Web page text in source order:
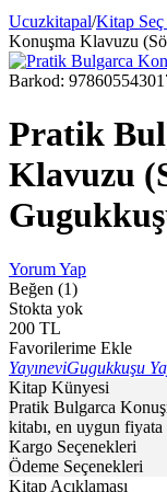
Ucuzkitapal/Kitap
Konuşma Klavuzu
Barkod:
Pratik
Klavuzu
Yorum Yap
Beğen (1)
Stokta yok
200 TL
Favorilerime Ekle
YayıneviGugukkuşu
Kitap Künyesi
Pratik Bulgarca
kitabı, en uygun fiyata
Kargo Seçenekleri
Ödeme Seçenekleri
Kitap Açıklaması